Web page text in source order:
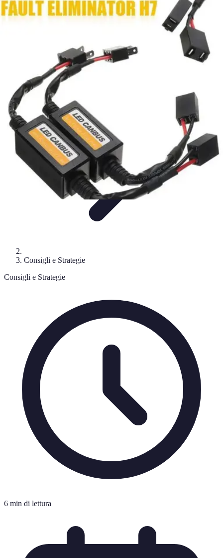
Fai da Te Creativo
Rinnovamento SpaziCreativitàTutorialDecorazioni
Rinnovamento
Fai da Te Creativo
Consigli e Strategie
Consigli e Strategie
6 min di lettura